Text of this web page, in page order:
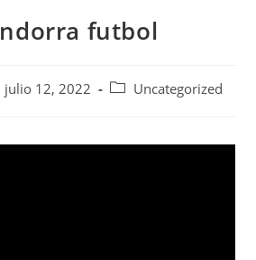
futbol
julio 12, 2022
Categoría
entrada:
Uncategorized